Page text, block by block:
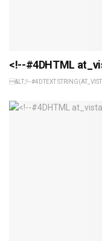
<!--#4DHTML
&LT;!--#4DTEXT